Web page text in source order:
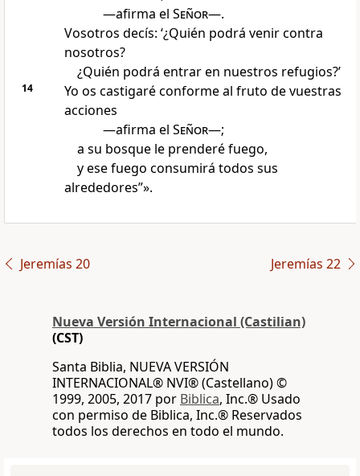
—afirma el Señor—.
Vosotros decís: ‘¿Quién podrá venir contra
nosotros?
¿Quién podrá entrar en nuestros refugios?’
14
Yo os castigaré conforme al fruto de vuestras
acciones
—afirma el Señor—;
a su bosque le prenderé fuego,
y ese fuego consumirá todos sus
alrededores”».
Jeremías 20 Jeremías 22
Nueva Versión Internacional (Castilian)
(CST)
Santa Biblia, NUEVA VERSIÓN
INTERNACIONAL® NVI® (Castellano) ©
1999, 2005, 2017 por Biblica, Inc.® Usado
con permiso de Biblica, Inc.® Reservados
todos los derechos en todo el mundo.